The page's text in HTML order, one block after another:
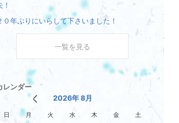
！
０年ぶりにいらして下さいました！
一覧を見る
レンダー
2026年 8月
日 月 火 水 木 金 土